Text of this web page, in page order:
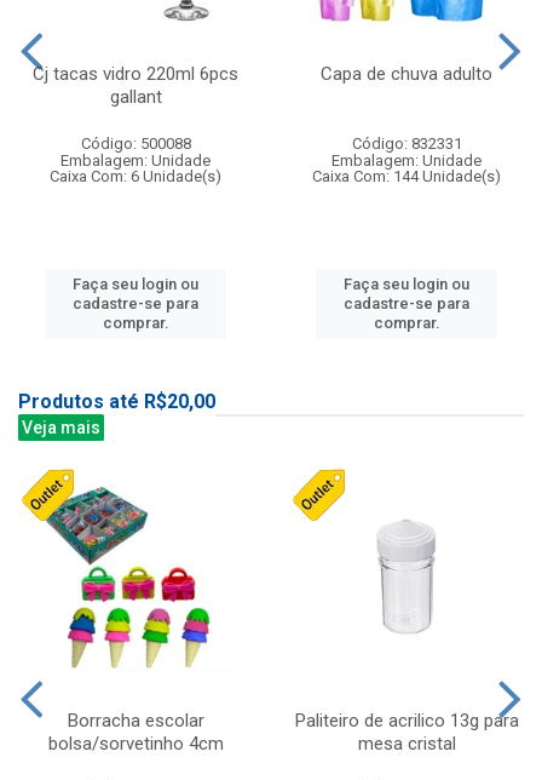
Cj tacas vidro 220ml 6pcs
gallant
Código: 500088
Embalagem: Unidade
Caixa Com: 6 Unidade(s)
Faça seu login ou
cadastre-se para
comprar.
Capa de chuva adulto
Código: 832331
Embalagem: Unidade
Caixa Com: 144 Unidade(s)
Faça seu login ou
cadastre-se para
comprar.
Produtos até R$20,00
Veja mais
Borracha escolar
bolsa/sorvetinho 4cm
Paliteiro de acrilico 13g para
mesa cristal